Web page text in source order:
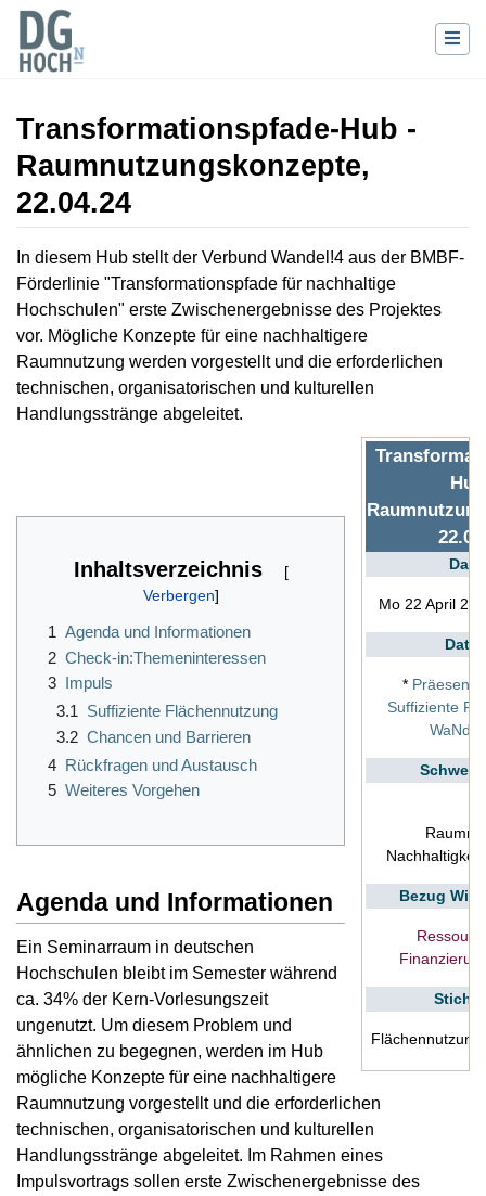
Transformationspfade-Hub -
Raumnutzungskonzepte,
22.04.24
Wechseln zu:Navigation,Suche
In diesem Hub stellt der Verbund Wandel!4 aus der BMBF-
Förderlinie "Transformationspfade für nachhaltige
Hochschulen" erste Zwischenergebnisse des Projektes
vor. Mögliche Konzepte für eine nachhaltigere
Raumnutzung werden vorgestellt und die erforderlichen
technischen, organisatorischen und kulturellen
Handlungsstränge abgeleitet.
Mo 22 April
*
Suffiziente
Bezug
Inhaltsverzeichnis
1 Agenda und Informationen
2 Check-in:Themeninteressen
3
Impuls
3.1 Suffiziente Flächennutzung
3.2 Chancen und Barrieren
4 Rückfragen und Austausch
5 Weiteres Vorgehen
Agenda und Informationen
Ein Seminarraum in deutschen
Hochschulen bleibt im Semester während
ca. 34% der Kern-Vorlesungszeit
ungenutzt. Um diesem Problem und
ähnlichen zu begegnen, werden im Hub
mögliche Konzepte für eine nachhaltigere
Raumnutzung vorgestellt und die erforderlichen
technischen, organisatorischen und kulturellen
Handlungsstränge abgeleitet. Im Rahmen eines
Impulsvortrags sollen erste Zwischenergebnisse des